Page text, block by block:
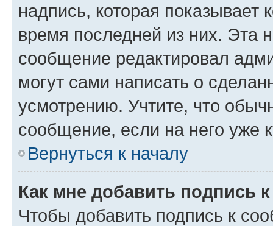
надпись, которая показывает
время последней из них. Эта
сообщение редактировал
могут сами написать о
усмотрению. Учтите, что
сообщение, если на него уже
Вернуться к началу
Как мне добавить подпись
Чтобы добавить подпись к